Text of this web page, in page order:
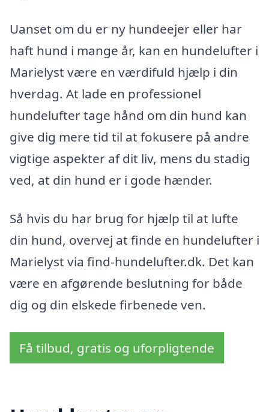
Uanset om du er ny hundeejer eller har
haft hund i mange år, kan en hundelufter i
Marielyst være en værdifuld hjælp i din
hverdag. At lade en professionel
hundelufter tage hånd om din hund kan
give dig mere tid til at fokusere på andre
vigtige aspekter af dit liv, mens du stadig
ved, at din hund er i gode hænder.
Så hvis du har brug for hjælp til at lufte
din hund, overvej at finde en hundelufter i
Marielyst via find-hundelufter.dk. Det kan
være en afgørende beslutning for både
dig og din elskede firbenede ven.
Få tilbud, gratis og uforpligtende